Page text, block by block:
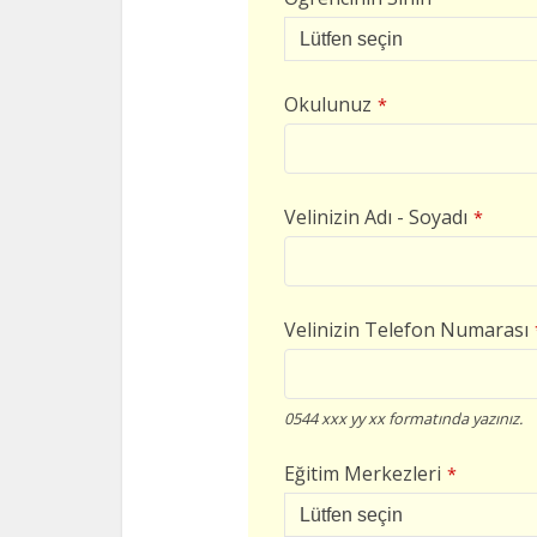
Okulunuz *
Velinizin Adı - Soyadı *
Velinizin Telefon Numarası
0544 xxx yy xx formatında yazınız.
Eğitim Merkezleri *